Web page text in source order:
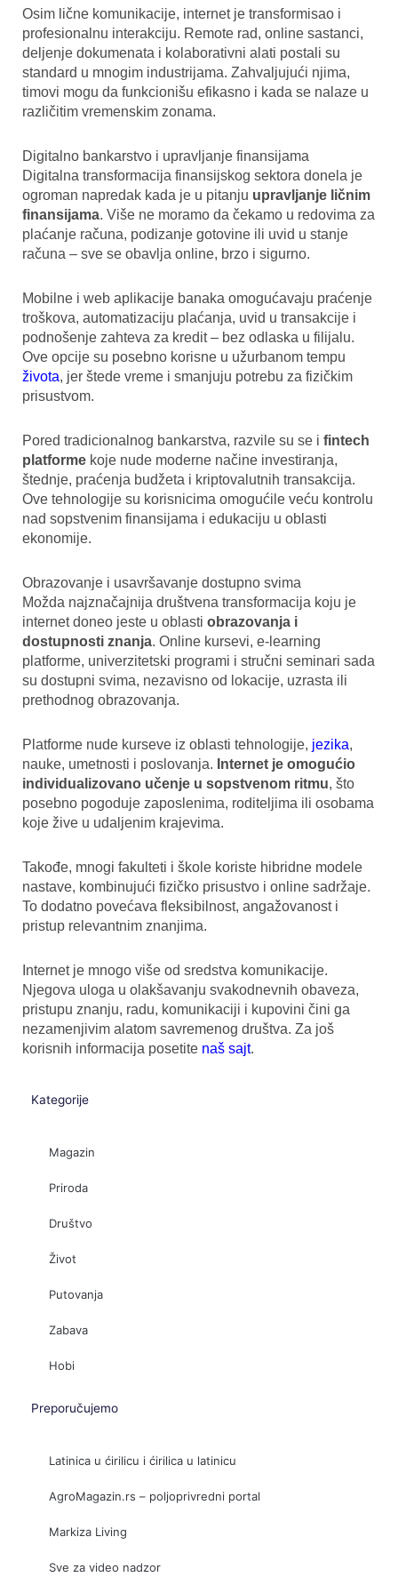
Osim lične komunikacije, internet je transformisao i
profesionalnu interakciju. Remote rad, online sastanci,
deljenje dokumenata i kolaborativni alati postali su
standard u mnogim industrijama. Zahvaljujući njima,
timovi mogu da funkcionišu efikasno i kada se nalaze u
različitim vremenskim zonama.
Digitalno bankarstvo i upravljanje finansijama
Digitalna transformacija finansijskog sektora donela je
ogroman napredak kada je u pitanju upravljanje ličnim
finansijama. Više ne moramo da čekamo u redovima za
plaćanje računa, podizanje gotovine ili uvid u stanje
računa – sve se obavlja online, brzo i sigurno.
Mobilne i web aplikacije banaka omogućavaju praćenje
troškova, automatizaciju plaćanja, uvid u transakcije i
podnošenje zahteva za kredit – bez odlaska u filijalu.
Ove opcije su posebno korisne u užurbanom tempu
života, jer štede vreme i smanjuju potrebu za fizičkim
prisustvom.
Pored tradicionalnog bankarstva, razvile su se i fintech
platforme koje nude moderne načine investiranja,
štednje, praćenja budžeta i kriptovalutnih transakcija.
Ove tehnologije su korisnicima omogućile veću kontrolu
nad sopstvenim finansijama i edukaciju u oblasti
ekonomije.
Obrazovanje i usavršavanje dostupno svima
Možda najznačajnija društvena transformacija koju je
internet doneo jeste u oblasti obrazovanja i
dostupnosti znanja. Online kursevi, e-learning
platforme, univerzitetski programi i stručni seminari sada
su dostupni svima, nezavisno od lokacije, uzrasta ili
prethodnog obrazovanja.
Platforme nude kurseve iz oblasti tehnologije, jezika,
nauke, umetnosti i poslovanja. Internet je omogućio
individualizovano učenje u sopstvenom ritmu, što
posebno pogoduje zaposlenima, roditeljima ili osobama
koje žive u udaljenim krajevima.
Takođe, mnogi fakulteti i škole koriste hibridne modele
nastave, kombinujući fizičko prisustvo i online sadržaje.
To dodatno povećava fleksibilnost, angažovanost i
pristup relevantnim znanjima.
Internet je mnogo više od sredstva komunikacije.
Njegova uloga u olakšavanju svakodnevnih obaveza,
pristupu znanju, radu, komunikaciji i kupovini čini ga
nezamenjivim alatom savremenog društva. Za još
korisnih informacija posetite naš sajt.
Kategorije
Magazin
Priroda
Društvo
Život
Putovanja
Zabava
Hobi
Preporučujemo
Latinica u ćirilicu i ćirilica u latinicu
AgroMagazin.rs – poljoprivredni portal
Markiza Living
Sve za video nadzor